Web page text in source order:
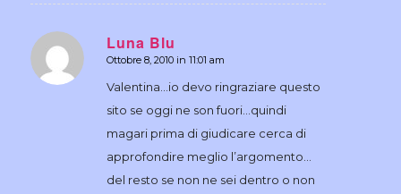
Luna Blu
dice:
Ottobre 8, 2010 in 11:01 am
Valentina…io devo ringraziare questo
sito se oggi ne son fuori…quindi
magari prima di giudicare cerca di
approfondire meglio l’argomento…
del resto se non ne sei dentro o non